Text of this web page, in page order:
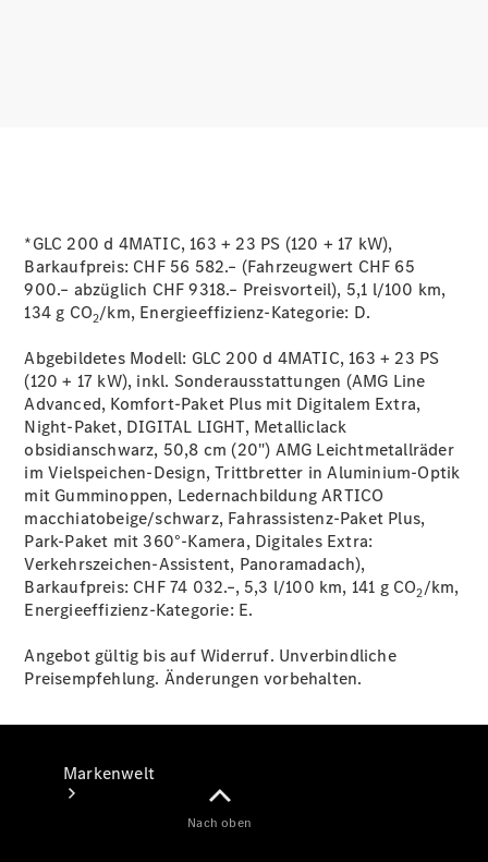
Versicherung
Mercedes-
Benz Rent
Mercedes-
Benz Apps
2G und 3G
Netzabschaltung
Betriebsanleitungen
Support &
Kontakt
Markenwelt
*GLC 200 d 4MATIC, 163 + 23 PS (120 + 17 kW),
Barkaufpreis: CHF 56 582.– (Fahrzeugwert CHF 65
900.– abzüglich CHF 9318.– Preisvorteil), 5,1 l/100 km,
134 g CO2/km, Energieeffizienz-Kategorie: D.
Abgebildetes Modell: GLC 200 d 4MATIC, 163 + 23 PS
(120 + 17 kW), inkl. Sonderausstattungen (AMG Line
Advanced, Komfort-Paket Plus mit Digitalem Extra,
Night-Paket, DIGITAL LIGHT, Metalliclack
obsidianschwarz, 50,8 cm (20") AMG Leichtmetallräder
im Vielspeichen-Design, Trittbretter in Aluminium-Optik
mit Gumminoppen, Ledernachbildung ARTICO
macchiatobeige/schwarz, Fahrassistenz-Paket Plus,
Park-Paket mit 360°-Kamera, Digitales Extra:
Verkehrszeichen-Assistent, Panoramadach),
Barkaufpreis: CHF 74 032.–, 5,3 l/100 km, 141 g CO2/km,
Energieeffizienz-Kategorie: E.
Angebot gültig bis auf Widerruf. Unverbindliche
Preisempfehlung. Änderungen vorbehalten.
Nach oben